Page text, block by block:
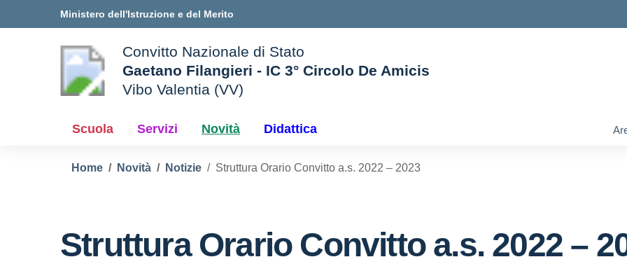
Ministero dell'Istruzione e del Merito
scuola
Convitto Nazionale di Stato
Gaetano Filangieri - IC 3° Circolo De Amicis
Vibo Valentia (VV)
Scuola Servizi Novità Didattica
Home Novità Notizie Struttura Orario Convitto a.s. 2022 – 2023
Struttura Orario Convitto a.s. 2022 –